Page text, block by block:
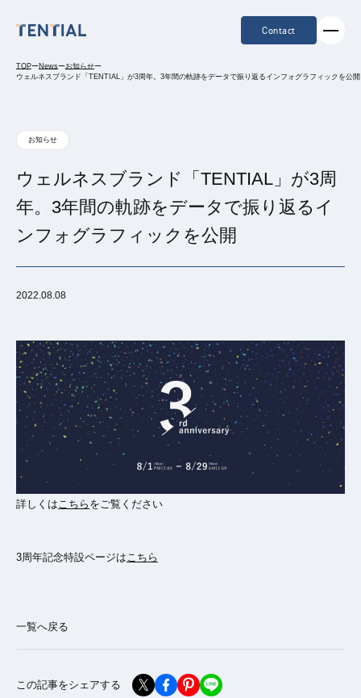
Contact
TOPーNewsーお知らせー
ウェルネスブランド「TENTIAL」が3周年。3年間の軌跡をデータで振り返るインフォグラフィックを公開
お知らせ
ウェルネスブランド「TENTIAL」が3周
年。3年間の軌跡をデータで振り返るイ
ンフォグラフィックを公開
2022.08.08
詳しくは こちら をご覧ください
3周年記念特設ページは こちら
一覧へ戻る
この記事をシェアする